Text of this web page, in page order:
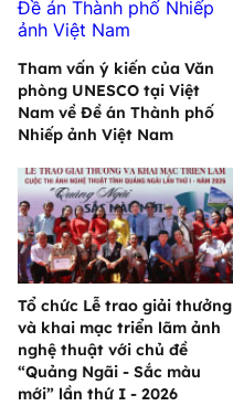
Tham vấn ý kiến của Văn
phòng UNESCO tại Việt
Nam về Đề án Thành phố
Nhiếp ảnh Việt Nam
Tổ chức Lễ trao giải thưởng
và khai mạc triển lãm ảnh
nghệ thuật với chủ đề
“Quảng Ngãi - Sắc màu
mới” lần thứ I - 2026